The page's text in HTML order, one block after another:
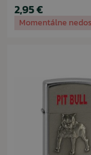
2,95 €
Momentálne